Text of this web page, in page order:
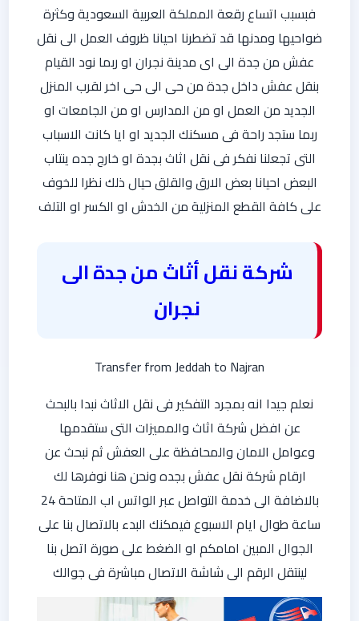
فبسبب اتساع رقعة المملكة العربية السعودية وكثرة
ضواحيها ومدنها قد تضطرنا احيانا ظروف العمل الى نقل
عفش من جدة الى اى مدينة نجران او ربما نود القيام
بنقل عفش داخل جدة من حى الى حى اخر لقرب المنزل
الجديد من العمل او من المدارس او من الجامعات او
ربما ستجد راحة فى مسكنك الجديد او ايا كانت الاسباب
التى تجعلنا نفكر فى نقل اثاث بجدة او خارج جده ينتاب
البعض احيانا بعض الارق والقلق حيال ذلك نظرا للخوف
على كافة القطع المنزلية من الخدش او الكسر او التلف
شركة نقل أثاث من جدة الى
نجران
Transfer from Jeddah to Najran
نعلم جيدا انه بمجرد التفكير فى نقل الاثاث نبدا بالبحث
عن افضل شركة اثاث والمميزات التى ستقدمها
وعوامل الامان والمحافظة على العفش ثم نبحث عن
ارقام شركة نقل عفش بجده ونحن هنا نوفرها لك
بالاضافة الى خدمة التواصل عبر الواتس اب المتاحة 24
ساعة طوال ايام الاسبوع فيمكنك البدء بالاتصال بنا على
الجوال المبين امامكم او الضغط على صورة اتصل بنا
لينتقل الرقم الى شاشة الاتصال مباشرة فى جوالك